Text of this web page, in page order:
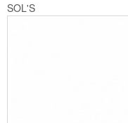
SOL'S